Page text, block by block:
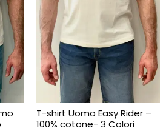
T-shirt Uomo Easy Rider –
100% cotone- 3 Colori